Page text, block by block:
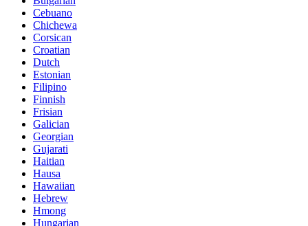
Cebuano
Chichewa
Corsican
Croatian
Dutch
Estonian
Filipino
Finnish
Frisian
Galician
Georgian
Gujarati
Haitian
Hausa
Hawaiian
Hebrew
Hmong
Hungarian